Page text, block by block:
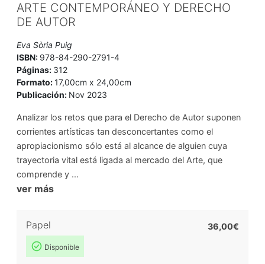
ARTE CONTEMPORÁNEO Y DERECHO
DE AUTOR
Eva Sòria Puig
ISBN: 978-84-290-2791-4
Páginas: 312
Formato:17,00cm x 24,00cm
Publicación: Nov 2023
Analizar los retos que para el Derecho de Autor suponen
corrientes artísticas tan desconcertantes como el
apropiacionismo sólo está al alcance de alguien cuya
trayectoria vital está ligada al mercado del Arte, que
comprende y ...
ver más
Papel
Disponible
36,00€